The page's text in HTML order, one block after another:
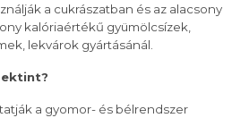
a cukrászatban és az alacsony
kalóriaértékű gyümölcsízek,
lekvárok gyártásánál.
a gyomor- és bélrendszer